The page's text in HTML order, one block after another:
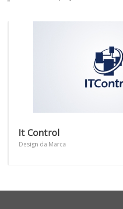
It Control
Design da Marca